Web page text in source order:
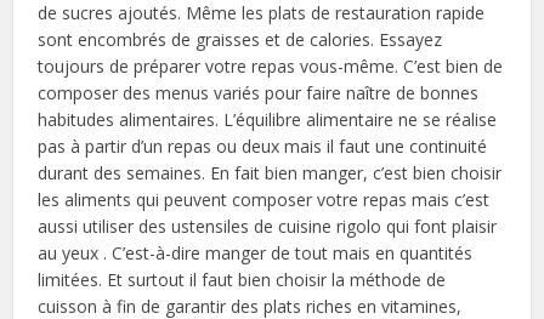
de sucres ajoutés. Même les plats de restauration rapide
sont encombrés de graisses et de calories. Essayez
toujours de préparer votre repas vous-même. C’est bien de
composer des menus variés pour faire naître de bonnes
habitudes alimentaires. L’équilibre alimentaire ne se réalise
pas à partir d’un repas ou deux mais il faut une continuité
durant des semaines. En fait bien manger, c’est bien choisir
les aliments qui peuvent composer votre repas mais c’est
aussi utiliser des ustensiles de cuisine rigolo qui font plaisir
au yeux . C’est-à-dire manger de tout mais en quantités
limitées. Et surtout il faut bien choisir la méthode de
cuisson à fin de garantir des plats riches en vitamines,